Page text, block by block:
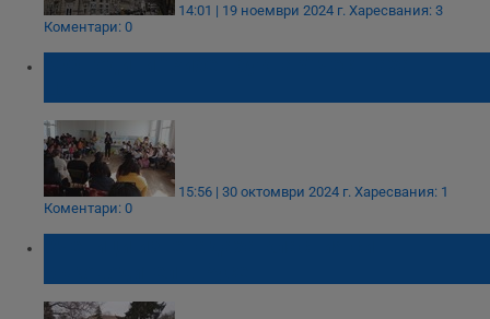
14:01 | 19 ноември 2024 г. Харесвания: 3
Коментари: 0
15:56 | 30 октомври 2024 г. Харесвания: 1
Коментари: 0